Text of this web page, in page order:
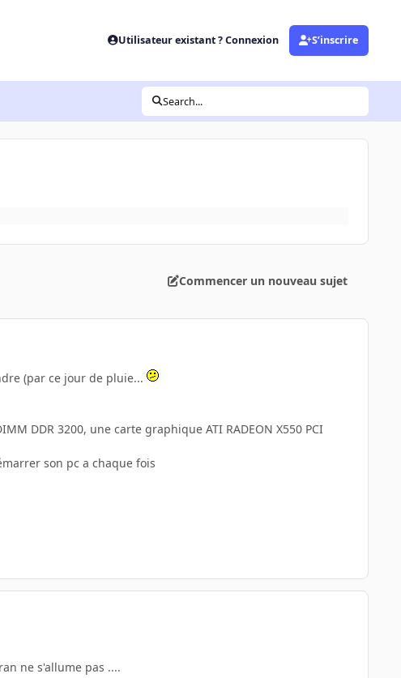
Utilisateur existant ? Connexion S’inscrire
Search...
Commencer un nouveau sujet
(par ce jour de pluie...
DDR 3200, une carte graphique ATI RADEON X550 PCI
son pc a chaque fois
ne s'allume pas ....